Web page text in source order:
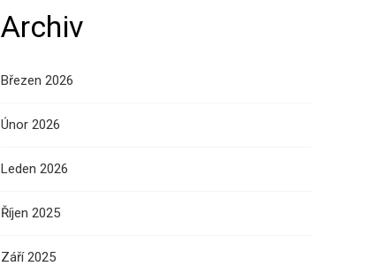
Archiv
Březen 2026
Únor 2026
Leden 2026
Říjen 2025
Září 2025